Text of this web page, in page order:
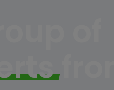
from